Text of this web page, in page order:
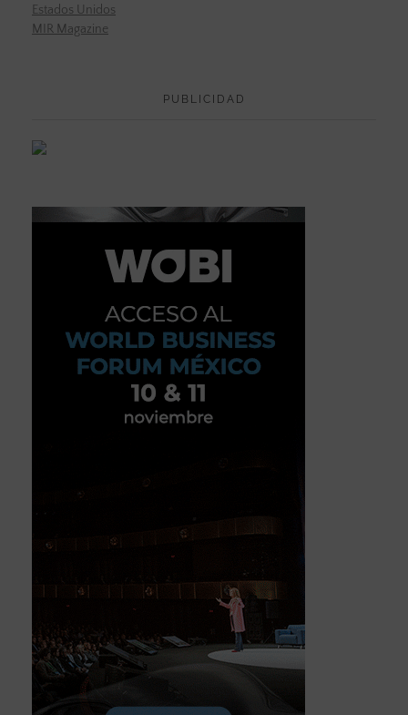
Estados Unidos
MIR Magazine
PUBLICIDAD